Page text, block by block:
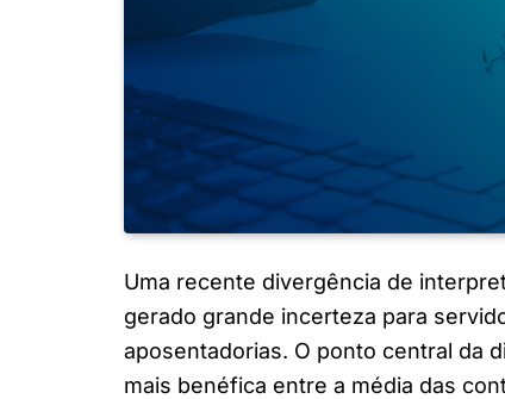
Uma recente divergência de
gerado grande incerteza para
aposentadorias. O ponto central da
mais benéfica entre a média das